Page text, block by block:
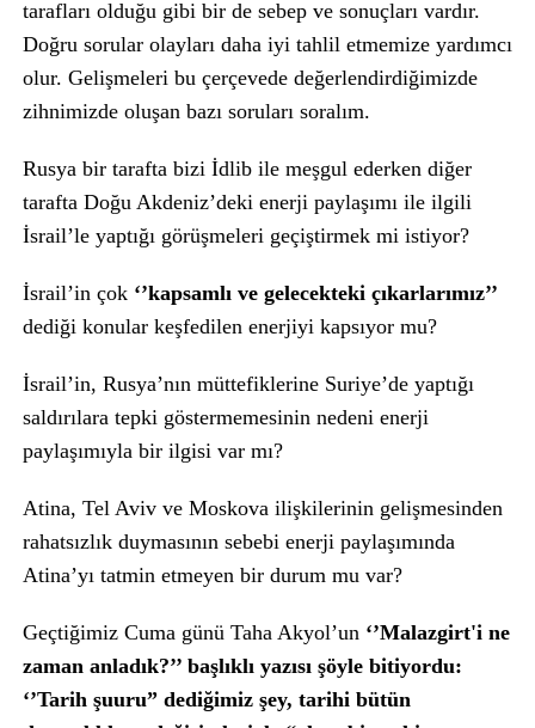
tarafları olduğu gibi bir de sebep ve sonuçları vardır.
Doğru sorular olayları daha iyi tahlil etmemize yardımcı
olur. Gelişmeleri bu çerçevede değerlendirdiğimizde
zihnimizde oluşan bazı soruları soralım.
Rusya bir tarafta bizi İdlib ile meşgul ederken diğer
tarafta Doğu Akdeniz’deki enerji paylaşımı ile ilgili
İsrail’le yaptığı görüşmeleri geçiştirmek mi istiyor?
İsrail’in çok ‘’kapsamlı ve gelecekteki çıkarlarımız’’
dediği konular keşfedilen enerjiyi kapsıyor mu?
İsrail’in, Rusya’nın müttefiklerine Suriye’de yaptığı
saldırılara tepki göstermemesinin nedeni enerji
paylaşımıyla bir ilgisi var mı?
Atina, Tel Aviv ve Moskova ilişkilerinin gelişmesinden
rahatsızlık duymasının sebebi enerji paylaşımında
Atina’yı tatmin etmeyen bir durum mu var?
Geçtiğimiz Cuma günü Taha Akyol’un ‘’Malazgirt'i ne
zaman anladık?’’ başlıklı yazısı şöyle bitiyordu:
‘’Tarih şuuru” dediğimiz şey, tarihi bütün